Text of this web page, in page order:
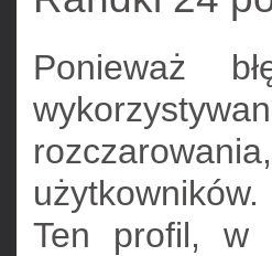
Ponieważ
Ten profil, w